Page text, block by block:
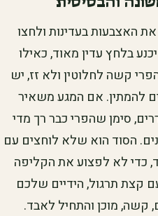
האצבעות בעדינות ולחצו
בלחץ עדין מאוד, כאילו
קשה לחלוטין ולא זז, יש
להמתין. אם המגע משאיר
סימן שהפרי כבר רך מדי
הסוד הוא שלא לוחצים עם
כדי לא לפצוע את הקליפה
קצת תרגול, הידיים שלכם
קשה, מוכן והתחיל לאבד.